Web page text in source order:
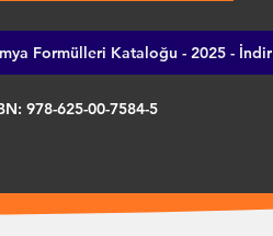
Formülleri Kataloğu - 2025 - İndir
978-625-00-7584-5